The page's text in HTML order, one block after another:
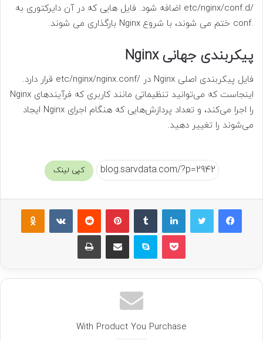
/etc/nginx/conf.d اضافه شود. فایل هایی که در آن دایرکتوری به
.conf ختم می شوند، با شروع Nginx بارگذاری می شوند.
پیکربندی جهانی Nginx
فایل پیکربندی اصلی Nginx در /etc/nginx/nginx.conf قرار دارد.
اینجاست که می‌توانید تنظیماتی مانند کاربری که فرآیندهای Nginx
را اجرا می‌کند، و تعداد پردازش‌هایی که هنگام اجرای Nginx ایجاد
می‌شوند را تغییر دهید.
کپی لینک
فیسبوک لینکداین پینتریست
پاکت اسکایپ چاپ
With Product You Purchase